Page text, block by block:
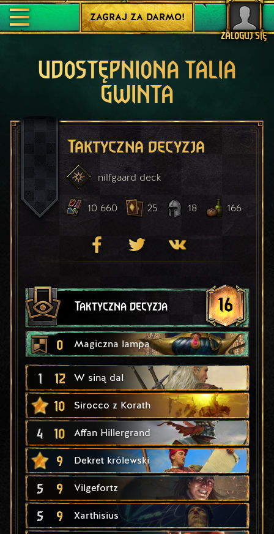
ZALOGUJ SIĘ
ZAGRAJ ZA DARMO!
UDOSTĘPNIONA TALIA
GWINTA
Taktyczna decyzja
nilfgaard deck
10 660 25 18 166
Taktyczna decyzja 16
0 Magiczna lampa
1 12 W siną dal
10 Sirocco z Korath
4 10 Affan Hillergrand
9 Dekret królewski
5 9 Vilgefortz
5 9 Xarthisius